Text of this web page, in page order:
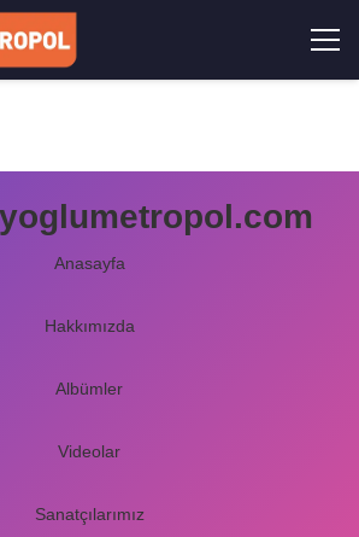
Anasayfa
Hakkımızda
Albümler
Videolar
Sanatçılarımız